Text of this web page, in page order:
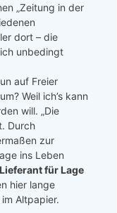
„Zeitung in der
dort – die
unbedingt
auf Freier
Weil ich’s kann
will. „Die
Durch
zur
ins Leben
für Lage
hier lange
Altpapier.